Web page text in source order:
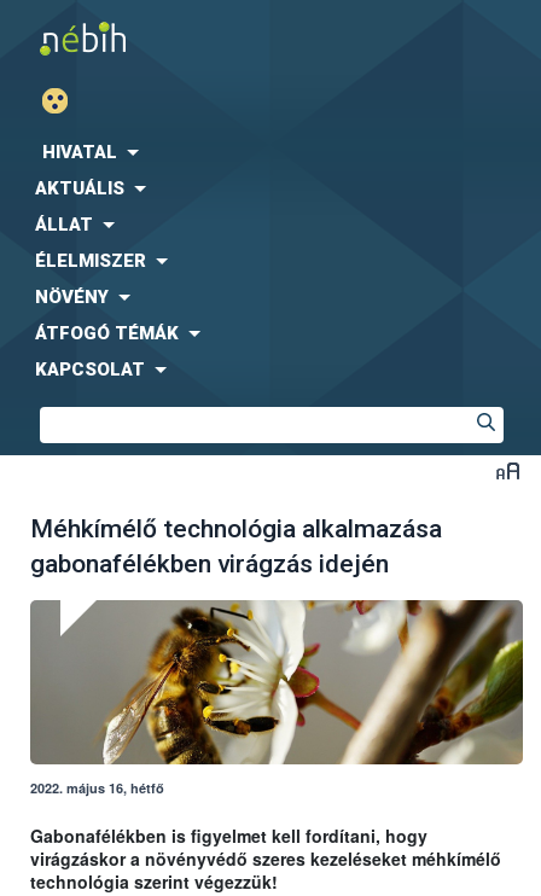
HIVATAL
AKTUÁLIS
ÁLLAT
ÉLELMISZER
NÖVÉNY
ÁTFOGÓ TÉMÁK
KAPCSOLAT
Méhkímélő technológia alkalmazása
gabonafélékben virágzás idején
2022. május 16, hétfő
Gabonafélékben is figyelmet kell fordítani, hogy
virágzáskor a növényvédő szeres kezeléseket méhkímélő
technológia szerint végezzük!